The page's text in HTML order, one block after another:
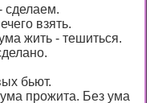
сделаем.
взять.
жить - тешиться.
бьют.
прожита. Без ума